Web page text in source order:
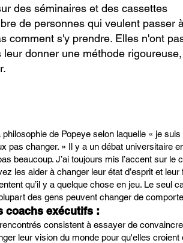
des séminaires et des cassettes
de personnes qui veulent passer
comment s'y prendre. Elles n'ont
donner une méthode rigoureuse,
de Popeye selon laquelle « je
pas changer. » Il y a un débat
beaucoup. J’ai toujours mis l’accent sur
les aider à changer leur état d’esprit et
qu’il y a quelque chose en jeu. Le seul
des gens peuvent changer de
coachs exécutifs :
consistent à essayer de
leur vision du monde pour qu'elles